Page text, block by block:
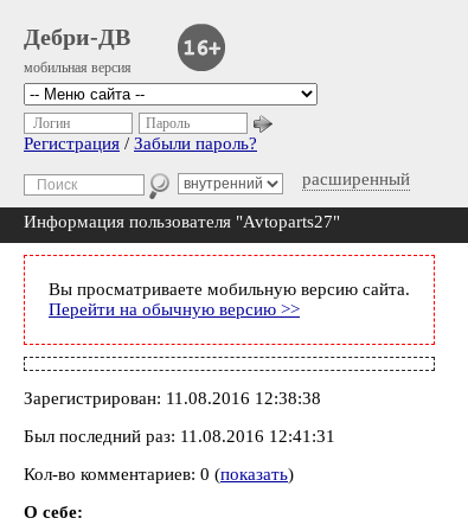
Дебри-ДВ
мобильная версия
расширенный
Логин Пароль
Регистрация / Забыли пароль?
Информация пользователя "Avtoparts27"
Вы просматриваете мобильную версию сайта.
Перейти на обычную версию >>
Зарегистрирован: 11.08.2016 12:38:38
Был последний раз: 11.08.2016 12:41:31
Кол-во комментариев: 0 (показать)
О себе: